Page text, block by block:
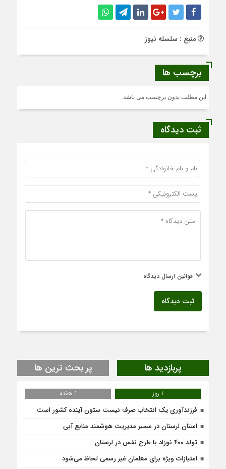
منبع : سلسله نیوز
برچسب ها
این مطلب بدون برچسب می باشد.
ثبت دیدگاه
قوانین ارسال دیدگاه
ثبت دیدگاه
پربازدید ها پر بحث ترین ها
1 روز
1 هفته
فرزندآوری یک انتخاب صرف نیست ستون آینده کشور است
استان لرستان در مسیر مدیریت هوشمند منابع آبی
تولد ۴۰۰ نوزاد با طرح نفس در لرستان
امتیازات ویژه برای معلمان غیر رسمی لحاظ می‌شود